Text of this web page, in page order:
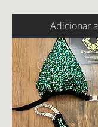
Adicionar